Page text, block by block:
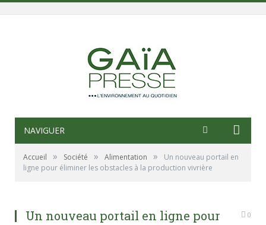
NAVIGUER
Accueil » Société » Alimentation »
Un nouveau portail en
ligne pour éliminer les obstacles à la production vivrière
Un nouveau portail en ligne pour
0